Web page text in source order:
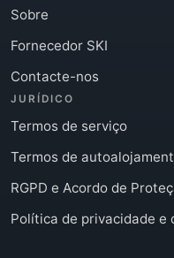
Sobre
Fornecedor SKI
Contacte-nos
JURÍDICO
Termos de serviço
Termos de
RGPD e Acordo de
Política de privacidade e